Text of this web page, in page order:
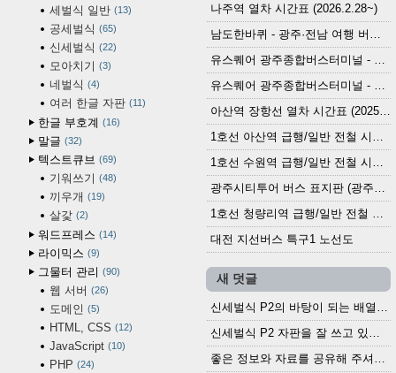
세벌식 일반 13
공세벌식 65
신세벌식 22
모아치기 3
네벌식 4
여러 한글 자판 11
한글 부호계 16
말글 32
텍스트큐브 69
기워쓰기 48
끼우개 19
살갗 2
워드프레스 14
라이믹스 9
그물터 관리 90
웹 서버 26
도메인 5
HTML, CSS 12
JavaScript 10
PHP 24
나주역 열차 시간표 (2026.2.28~)
남도한바퀴 - 광주·전남 여행 버스 노선 (2026.3.1~5.31)
유스퀘어 광주종합버스터미널 - 곡성,순천／화순,보성,율포 방면 시외버스 시간표 (2026.1.31)
유스퀘어 광주종합버스터미널 - 담양, 순창, 남원, 무주, 장수, 거창, 대구 방면 시외버스 시간표 (2026...
아산역 장항선 열차 시간표 (2025.12.30 기준) (무궁화호, ITX-마음, 새마을호, 서해금빛열차)
1호선 아산역 급행/일반 전철 시간표 (2025.12.30~)
1호선 수원역 급행/일반 전철 시간표 (2025.12.30~)
광주시티투어 버스 표지판 (광주역 정류장) (2024?)
1호선 청량리역 급행/일반 전철 시간표 · 노선도 (2025.12.30~)
대전 지선버스 특구1 노선도
새 덧글
신세벌식 P2의 바탕이 되는 배열이나 주요 기능...
신세벌식 P2 자판을 잘 쓰고 있습니다. 쓰기 편리...
좋은 정보와 자료를 공유해 주셔서 고맙습니다....